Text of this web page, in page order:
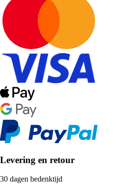
Levering en retour
30 dagen bedenktijd